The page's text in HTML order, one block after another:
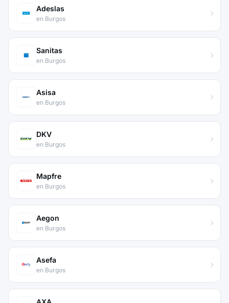
Adeslas
en Burgos
Sanitas
en Burgos
Asisa
en Burgos
DKV
en Burgos
Mapfre
en Burgos
Aegon
en Burgos
Asefa
en Burgos